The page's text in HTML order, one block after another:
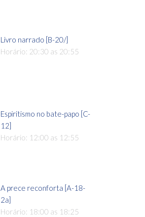
Livro narrado [B-20/]
Horário: 20:30 as 20:55
Espiritismo no bate-papo [C-
12]
Horário: 12:00 as 12:55
A prece reconforta [A-18-
2a]
Horário: 18:00 as 18:25